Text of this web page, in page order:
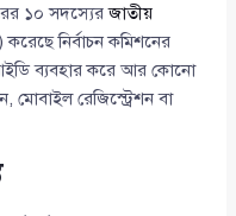
১০ সদস্যেরজাতীয়
নির্বাচন কমিশনের
ব্যবহার করে আর কোনো
মোবাইল রেজিস্ট্রেশন বা